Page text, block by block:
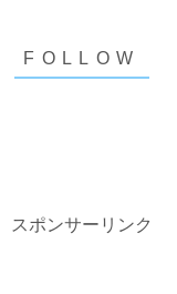
スポンサーリンク